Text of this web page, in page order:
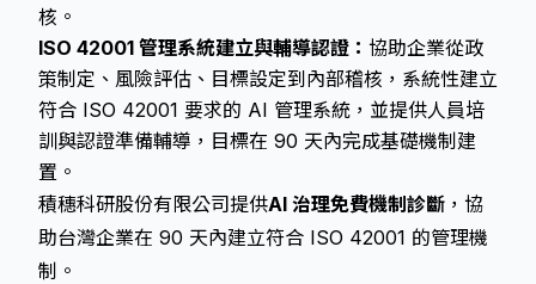
核。
ISO 42001 管理系統建立與輔導認證： 協助企業從政
策制定、風險評估、目標設定到內部稽核，系統性建立
符合 ISO 42001 要求的 AI 管理系統，並提供人員培
訓與認證準備輔導，目標在 90 天內完成基礎機制建
置。
積穗科研股份有限公司提供AI 治理免費機制診斷 ，協
助台灣企業在 90 天內建立符合 ISO 42001 的管理機
制。